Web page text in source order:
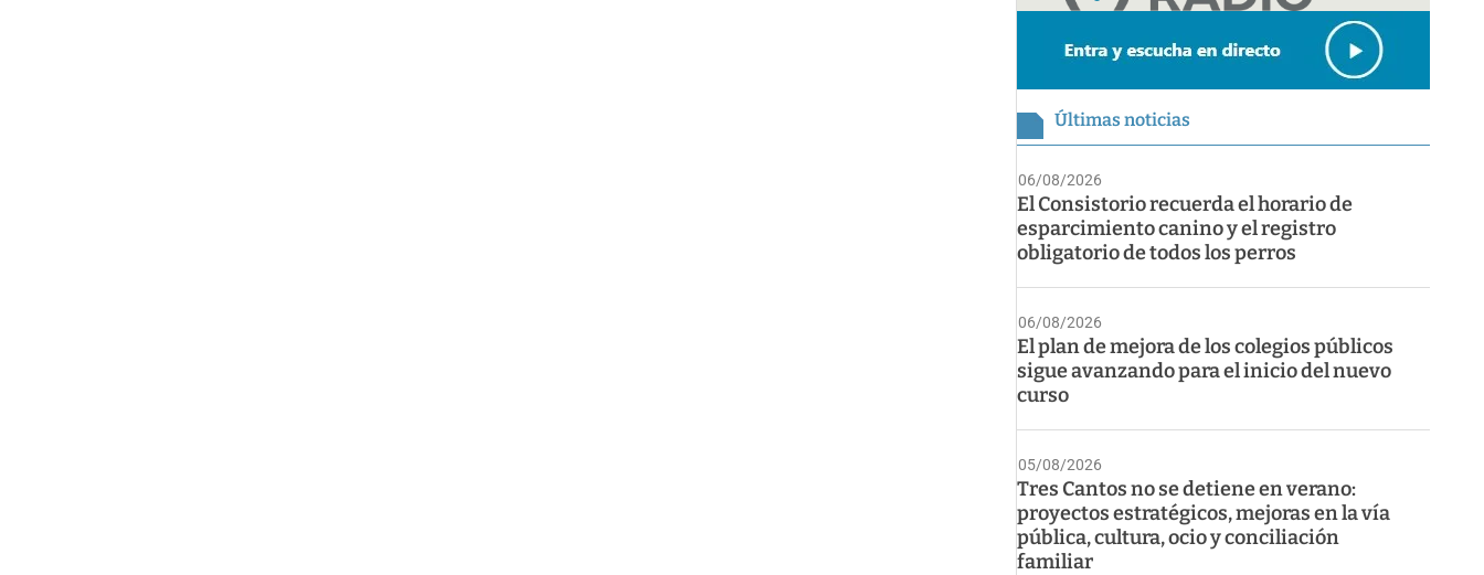
Últimas noticias
06/08/2026
El Consistorio recuerda el horario de
esparcimiento canino y el registro
obligatorio de todos los perros
06/08/2026
El plan de mejora de los colegios públicos
sigue avanzando para el inicio del nuevo
curso
05/08/2026
Tres Cantos no se detiene en verano:
proyectos estratégicos, mejoras en la vía
pública, cultura, ocio y conciliación
familiar